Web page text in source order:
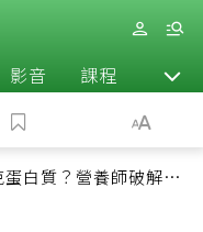
影音 課程 退休
白質？營養師破解